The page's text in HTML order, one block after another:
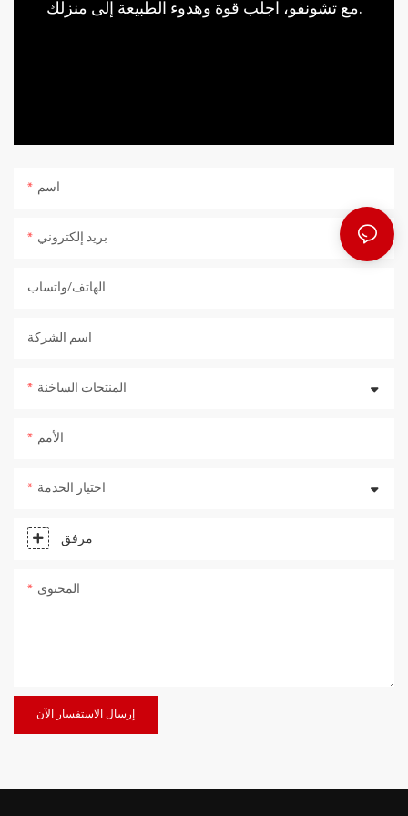
تجمع بين الأصالة والخصوصية. نفخر أيما فخر بمعرفة أن منتجاتنا تجوبمع تشونفو، اجلب قوة وهدوء الطبيعة إلى منزلك.
اسم
بريد إلكتروني
الهاتف/واتساب
اسم الشركة
المنتجات الساخنة
الأمم
اختيار الخدمة
مرفق
المحتوى
إرسال الاستفسار الآن